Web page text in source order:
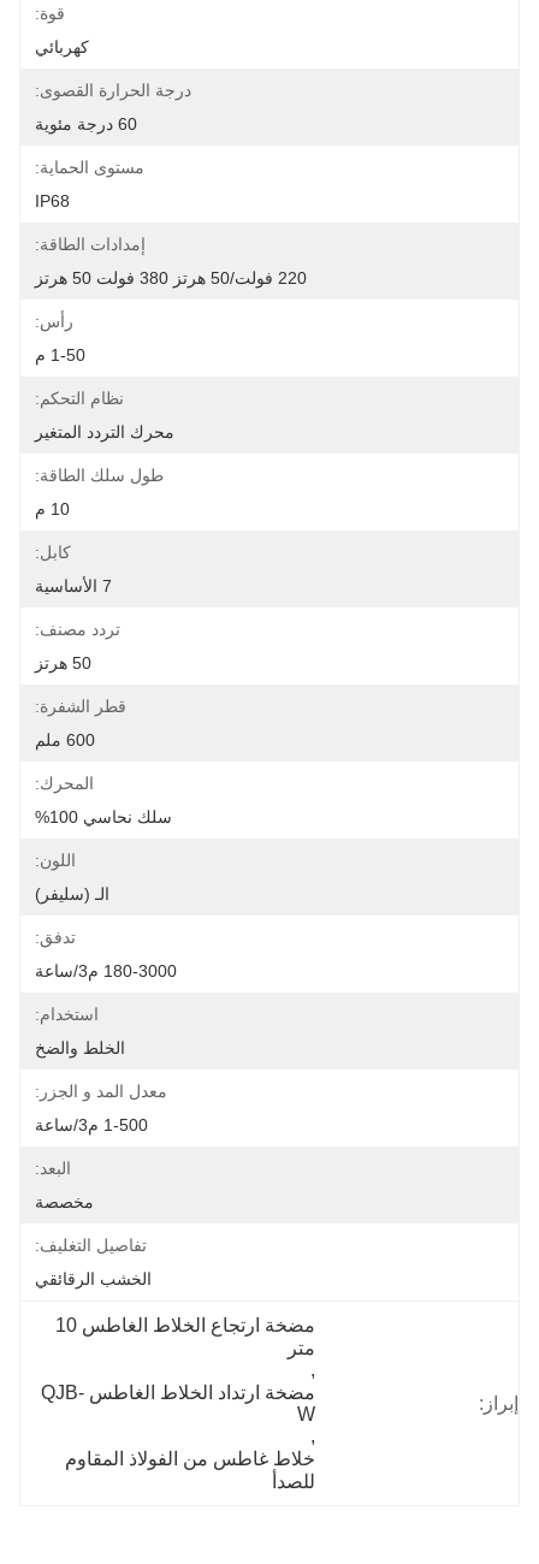
قوة:
كهربائي
درجة الحرارة القصوى:
60 درجة مئوية
مستوى الحماية:
IP68
إمدادات الطاقة:
220 فولت/50 هرتز 380 فولت 50 هرتز
رأس:
1-50 م
نظام التحكم:
محرك التردد المتغير
طول سلك الطاقة:
10 م
كابل:
7 الأساسية
تردد مصنف:
50 هرتز
قطر الشفرة:
600 ملم
المحرك:
سلك نحاسي 100%
اللون:
الـ (سليفر)
تدفق:
180-3000 م3/ساعة
استخدام:
الخلط والضخ
معدل المد و الجزر:
1-500 م3/ساعة
البعد:
مخصصة
تفاصيل التغليف:
الخشب الرقائقي
إبراز:
متر
,
مضخة ارتداد الخلاط الغاطس QJB-
W
,
للصدأ